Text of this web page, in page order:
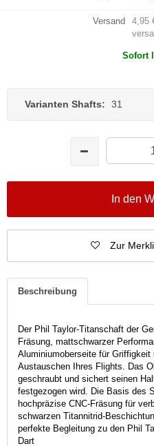
Versand
4,95
Sofort
Varianten Shafts: 31
In den
Zur
Beschreibung
Der Phil Taylor-Titanschaft der
Fräsung, mattschwarzer
Aluminiumoberseite für Griffigkeit
Austauschen Ihres Flights. Das
geschraubt und sichert seinen
festgezogen wird. Die Basis des
hochpräzise CNC-Fräsung für
schwarzen Titannitrid-
perfekte Begleitung zu den Phil
Dart